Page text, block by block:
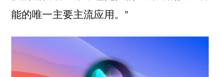
能的唯一主要主流应用。”